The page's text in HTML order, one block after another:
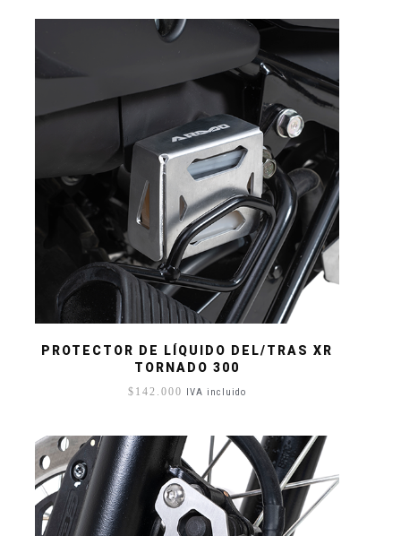
PROTECTOR DE LÍQUIDO DEL/TRAS XR
TORNADO 300
$ 142.000 IVA incluido